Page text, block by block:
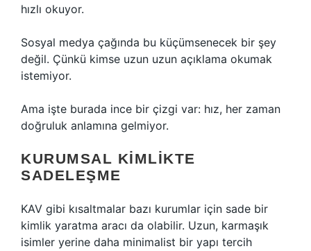
hızlı okuyor.
Sosyal medya çağında bu küçümsenecek bir şey
değil. Çünkü kimse uzun uzun açıklama okumak
istemiyor.
Ama işte burada ince bir çizgi var: hız, her zaman
doğruluk anlamına gelmiyor.
KURUMSAL KIMLIKTE
SADELEŞME
KAV gibi kısaltmalar bazı kurumlar için sade bir
kimlik yaratma aracı da olabilir. Uzun, karmaşık
isimler yerine daha minimalist bir yapı tercih